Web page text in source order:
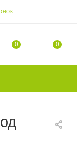
0 0